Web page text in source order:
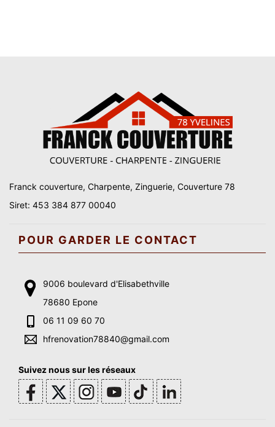
Franck couverture, Charpente, Zinguerie, Couverture 78
Siret: 453 384 877 00040
POUR GARDER LE CONTACT
9006 boulevard d'Elisabethville
78680 Epone
06 11 09 60 70
hfrenovation78840@gmail.com
Suivez nous sur les réseaux